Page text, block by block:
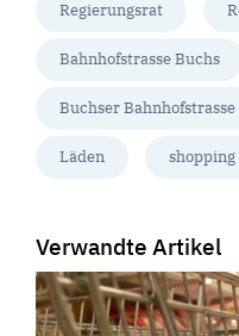
Regierungsrat
Bahnhofstrasse Buchs
Buchser Bahnhofstrasse
Läden shopping
Verwandte Artikel